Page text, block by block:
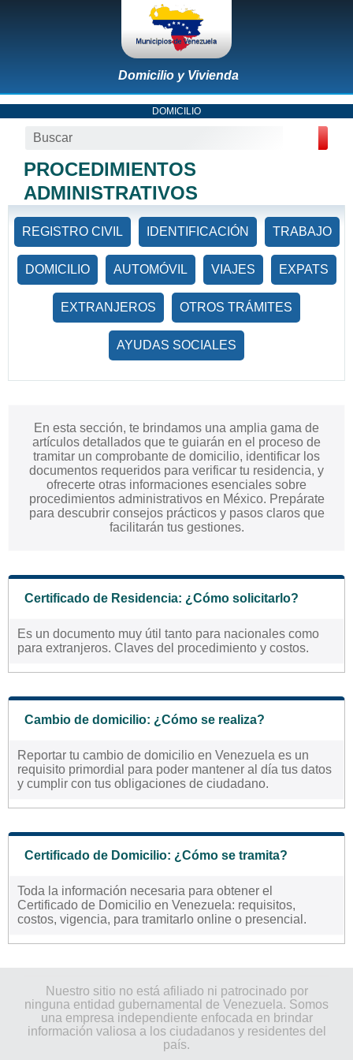
Domicilio y Vivienda
DOMICILIO
PROCEDIMIENTOS
ADMINISTRATIVOS
REGISTRO CIVIL IDENTIFICACIÓN TRABAJO
DOMICILIO AUTOMÓVIL VIAJES EXPATS
EXTRANJEROS OTROS TRÁMITES
AYUDAS SOCIALES
En esta sección, te brindamos una amplia gama de
artículos detallados que te guiarán en el proceso de
tramitar un comprobante de domicilio, identificar los
documentos requeridos para verificar tu residencia, y
ofrecerte otras informaciones esenciales sobre
procedimientos administrativos en México. Prepárate
para descubrir consejos prácticos y pasos claros que
facilitarán tus gestiones.
Certificado de Residencia: ¿Cómo solicitarlo?
Es un documento muy útil tanto para nacionales como
para extranjeros. Claves del procedimiento y costos.
Cambio de domicilio: ¿Cómo se realiza?
Reportar tu cambio de domicilio en Venezuela es un
requisito primordial para poder mantener al día tus datos
y cumplir con tus obligaciones de ciudadano.
Certificado de Domicilio: ¿Cómo se tramita?
Toda la información necesaria para obtener el
Certificado de Domicilio en Venezuela: requisitos,
costos, vigencia, para tramitarlo online o presencial.
Nuestro sitio no está afiliado ni patrocinado por
ninguna entidad gubernamental de Venezuela. Somos
una empresa independiente enfocada en brindar
información valiosa a los ciudadanos y residentes del
país.